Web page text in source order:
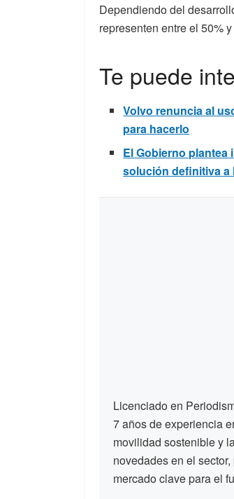
Dependiendo del
representen entre el 50%
Te puede
Volvo renuncia al
para hacerlo
El Gobierno plantea
solución definitiva a
Licenciado en
7 años de experiencia
movilidad sostenible y
novedades en el
mercado clave para el